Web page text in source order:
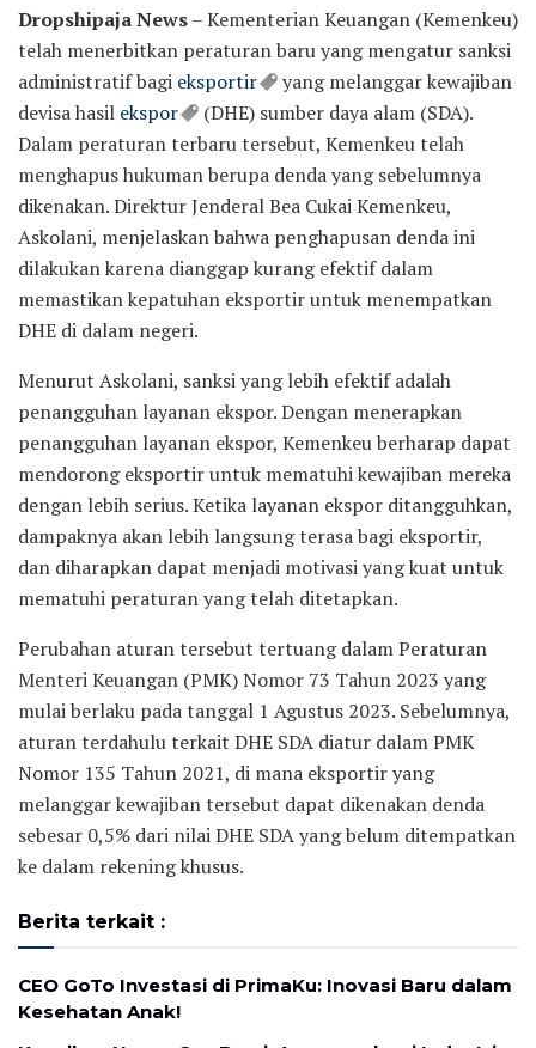
Dropshipaja News– Kementerian Keuangan (Kemenkeu)
telah menerbitkan peraturan baru yang mengatur sanksi
administratif bagi eksportir
yang melanggar kewajiban
devisa hasil ekspor
(DHE) sumber daya alam (SDA).
Dalam peraturan terbaru tersebut, Kemenkeu telah
menghapus hukuman berupa denda yang sebelumnya
dikenakan. Direktur Jenderal Bea Cukai Kemenkeu,
Askolani, menjelaskan bahwa penghapusan denda ini
dilakukan karena dianggap kurang efektif dalam
memastikan kepatuhan eksportir untuk menempatkan
DHE di dalam negeri.
Menurut Askolani, sanksi yang lebih efektif adalah
penangguhan layanan ekspor. Dengan menerapkan
penangguhan layanan ekspor, Kemenkeu berharap dapat
mendorong eksportir untuk mematuhi kewajiban mereka
dengan lebih serius. Ketika layanan ekspor ditangguhkan,
dampaknya akan lebih langsung terasa bagi eksportir,
dan diharapkan dapat menjadi motivasi yang kuat untuk
mematuhi peraturan yang telah ditetapkan.
Perubahan aturan tersebut tertuang dalam Peraturan
Menteri Keuangan (PMK) Nomor 73 Tahun 2023 yang
mulai berlaku pada tanggal 1 Agustus 2023. Sebelumnya,
aturan terdahulu terkait DHE SDA diatur dalam PMK
Nomor 135 Tahun 2021, di mana eksportir yang
melanggar kewajiban tersebut dapat dikenakan denda
sebesar 0,5% dari nilai DHE SDA yang belum ditempatkan
ke dalam rekening khusus.
Berita terkait :
CEO GoTo Investasi di PrimaKu: Inovasi Baru dalam
Kesehatan Anak!